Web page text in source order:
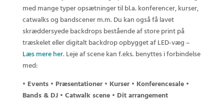
med mange typer opsætninger til bl.a. konferencer, kurser,
catwalks og bandscener m.m. Du kan også få lavet
skræddersyede backdrops bestående af store print på
træskelet eller digitalt backdrop opbygget af LED-væg –
Læs mere her. Leje af scene kan f.eks. benyttes i forbindelse
med:
• Events • Præsentationer • Kurser • Konferencesale •
Bands & DJ • Catwalk scene • Dit arrangement